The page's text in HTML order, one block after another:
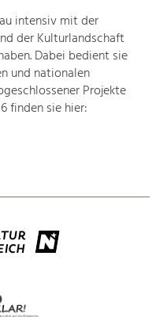
intensiv mit der
der Kulturlandschaft
Dabei bedient sie
und nationalen
Projekte
finden sie hier: